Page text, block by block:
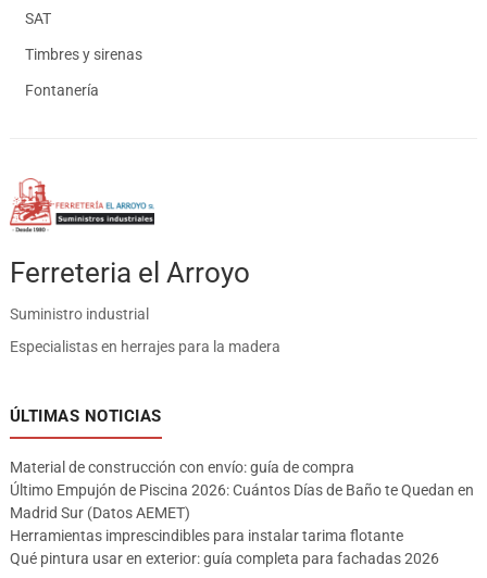
SAT
Timbres y sirenas
Fontanería
Ferreteria el Arroyo
Suministro industrial
Especialistas en herrajes para la madera
ÚLTIMAS NOTICIAS
Material de construcción con envío: guía de compra
Último Empujón de Piscina 2026: Cuántos Días de Baño te Quedan en
Madrid Sur (Datos AEMET)
Herramientas imprescindibles para instalar tarima flotante
Qué pintura usar en exterior: guía completa para fachadas 2026